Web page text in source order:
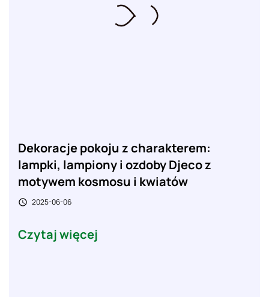
Dekoracje pokoju z charakterem:
lampki, lampiony i ozdoby Djeco z
motywem kosmosu i kwiatów
 2025-06-06
Czytaj więcej